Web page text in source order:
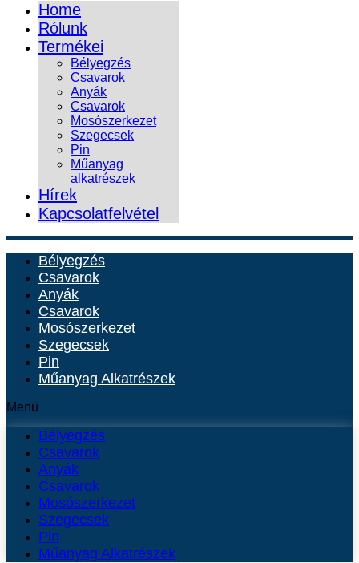
Home
Rólunk
Termékei
Bélyegzés
Csavarok
Anyák
Csavarok
Mosószerkezet
Szegecsek
Pin
Műanyag
alkatrészek
Hírek
Kapcsolatfelvétel
Bélyegzés
Csavarok
Anyák
Csavarok
Mosószerkezet
Szegecsek
Pin
Műanyag Alkatrészek
Menü
Bélyegzés
Csavarok
Anyák
Csavarok
Mosószerkezet
Szegecsek
Pin
Műanyag Alkatrészek